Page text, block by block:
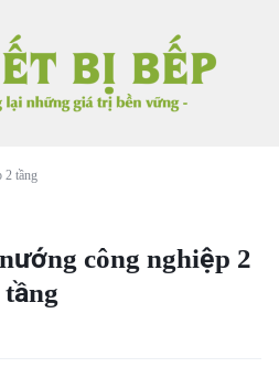
2 tầng
công nghiệp 2
tầng